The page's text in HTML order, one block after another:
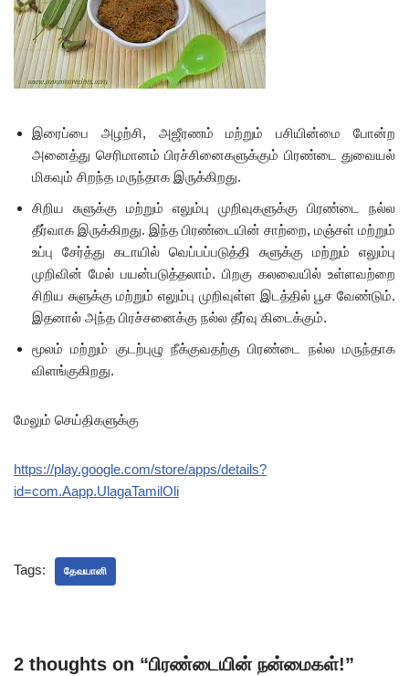
இரைப்பை அழற்சி, அஜீரணம் மற்றும் பசியின்மை போன்ற
அனைத்து செரிமானம் பிரச்சினைகளுக்கும் பிரண்டை துவையல்
மிகவும் சிறந்த மருந்தாக இருக்கிறது.
சிறிய சுளுக்கு மற்றும் எலும்பு முறிவுகளுக்கு பிரண்டை நல்ல
தீர்வாக இருக்கிறது. இந்த பிரண்டையின் சாற்றை, மஞ்சள் மற்றும்
உப்பு சேர்த்து கடாயில் வெப்பப்படுத்தி சுளுக்கு மற்றும் எலும்பு
முறிவின் மேல் பயன்படுத்தலாம். பிறகு கலவையில் உள்ளவற்றை
சிறிய சுளுக்கு மற்றும் எலும்பு முறிவுள்ள இடத்தில் பூச வேண்டும்.
இதனால் அந்த பிரச்சனைக்கு நல்ல தீர்வு கிடைக்கும்.
மூலம் மற்றும் குடற்புழு நீக்குவதற்கு பிரண்டை நல்ல மருந்தாக
விளங்குகிறது.
மேலும் செய்திகளுக்கு
https://play.google.com/store/apps/details?
id=com.Aapp.UlagaTamilOli
Tags: தேவயானி
2 thoughts on “பிரண்டையின் நன்மைகள்!”